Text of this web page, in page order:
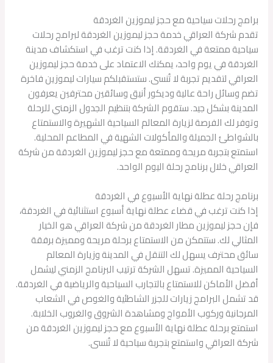
برامج رحلات سياحية مع حجز ليموزين الغردقة
تقدم شركة العراقي خدمة حجز ليموزين الغردقة لبرامج رحلات
سياحية ممتعة في الغردقة. إذا كنت ترغب في استكشاف مدينة
الغردقة في يوم واحد، يمكنك الاعتماد على خدمة حجز ليموزين
العراقي لتقديم تجربة لا تُنسى. ستستقبلكم سيارات ليموزين فاخرة
تضم وسائل راحة عالية وديكور أنيق وسائقين محترفين يعرفون
المدينة بشكل جيد. ستقوم الشركة بتنظيم الجدول الزمني للرحلة
وتوفر لك الفرصة لزيارة المعالم السياحية الشهيرة والاستمتاع
بالشواطئ الجميلة والمأكولات الشهية في المطاعم المحلية.
استمتع بتجربة مريحة وممتعة مع حجز ليموزين الغردقة من شركة
العراقي خلال برنامج رحلة اليوم الواحد.
برنامج رحلة عطلة نهاية الأسبوع في الغردقة
إذا كنت ترغب في قضاء عطلة نهاية أسبوع استثنائية في الغردقة،
فإن حجز ليموزين مطار الغردقة من شركة العراقي هو الخيار
المثالي لك. ستتمكن من الاستمتاع برحلة مريحة ومميزة برفقة
سائق محترف يسهل لك التنقل في المدينة وزيارة المعالم
السياحية المميزة. تسهل الشركة ترتيب البرنامج الزمني ليشمل
أفضل الأماكن للاستمتاع بالتجارب السياحية والرياضية في الغردقة.
قد تشمل البرامج زيارات للجزر الشاطئية والغوص في الشعاب
المرجانية وركوب الأمواج ومشاهدة الشروق والغروب الخلابة.
استمتع برحلة عطلة نهاية الأسبوع مع حجز ليموزين الغردقة من
شركة العراقي واستمتع بتجربة سياحية لا تُنسى.